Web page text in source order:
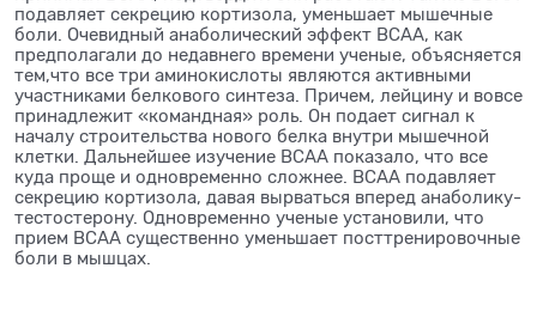
подавляет секрецию кортизола, уменьшает мышечные
боли. Очевидный анаболический эффект ВСАА, как
предполагали до недавнего времени ученые, объясняется
тем,что все три аминокислоты являются активными
участниками белкового синтеза. Причем, лейцину и вовсе
принадлежит «командная» роль. Он подает сигнал к
началу строительства нового белка внутри мышечной
клетки. Дальнейшее изучение ВСАА показало, что все
куда проще и одновременно сложнее. ВСАА подавляет
секрецию кортизола, давая вырваться вперед анаболику-
тестостерону. Одновременно ученые установили, что
прием ВСАА существенно уменьшает посттренировочные
боли в мышцах.